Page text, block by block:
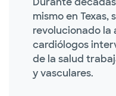
mismo en
revolucionado la
cardiólogos
de la salud
y vasculares.